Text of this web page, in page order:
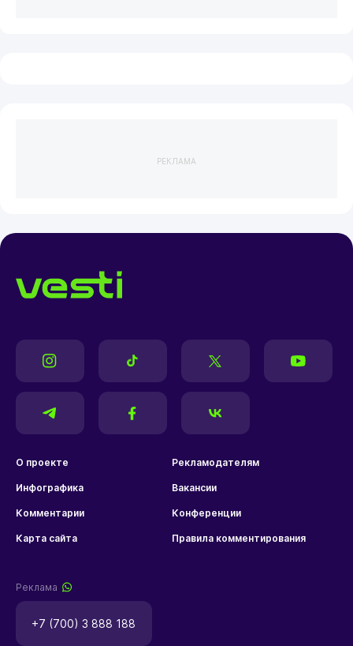
РЕКЛАМА
О проекте Рекламодателям
Инфографика Вакансии
Комментарии Конференции
Карта сайта Правила комментирования
Реклама
+7 (700) 3 888 188